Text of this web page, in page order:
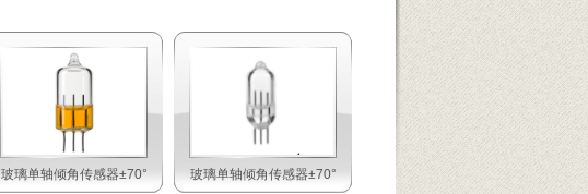
玻璃单轴倾角传感器±70° 玻璃单轴倾角传感器±70°